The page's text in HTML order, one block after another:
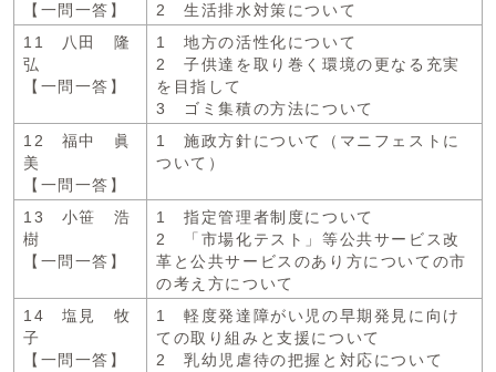
【一問一答】
2 生活排水対策について
11 八田 隆
弘
【一問一答】
1 地方の活性化について
2 子供達を取り巻く環境の更なる充実
を目指して
3 ゴミ集積の方法について
12 福中 眞
美
【一問一答】
1 施政方針について（マニフェストに
ついて）
13 小笹 浩
樹
【一問一答】
1 指定管理者制度について
2 「市場化テスト」等公共サービス改
革と公共サービスのあり方についての市
の考え方について
14 塩見 牧
子
【一問一答】
1 軽度発達障がい児の早期発見に向け
ての取り組みと支援について
2 乳幼児虐待の把握と対応について